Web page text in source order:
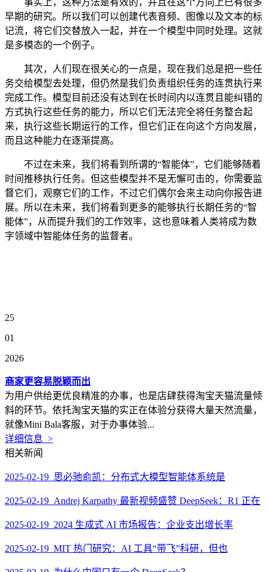
事实上，这种方法是有效的，并且在这个方向上已有很多
早期的研究。所以我们可以创建代表音频、图像以及文本的标
记流，将它们交替放入一起，并在一个模型中同时处理。这就
是多模态的一个例子。
其次，人们现在很关心的一点是，现在我们总是把一些任
务交给模型去处理，但仍然是我们负责组织任务的连贯执行来
完成工作。模型目前还没有达到在长时间内以连贯且能纠错的
方式执行这些任务的能力，所以它们无法完全将任务整合起
来，执行这些长期运行的工作，但它们正在向这个方向发展，
而且这种能力在逐渐提高。
不过在未来，我们将看到所谓的“智能体”，它们能够随着
时间推移执行任务。但这些模型并不是无懈可击的，你需要监
督它们，观察它们的工作，不过它们偶尔会来主动向你报告进
展。所以在未来，我们将看到更多的能够执行长期任务的“智
能体”，从而提升我们的工作效率，这也意味着人类将成为数
字领域中智能体任务的监督者。
25
01
2026
商家更容易脱颖而出
为用户供给更优良精准的办事，也是店肆获得淘宝天猫流量倾
斜的环节。依托淘宝天猫的实正在体验分获得大量天然流量，
就像Mini Bala客服，对于办事体验...
详细信息 >
相关新闻
2025-02-19 思必驰俞凯：分布式大模型智能体系统是
2025-02-19 Andrej Karpathy 最新视频盛赞 DeepSeek：R1 正在
2025-02-19 2024 生成式 AI 市场报告：企业支出增长率
2025-02-19 MIT 热门研究：AI 工具“带飞”科研，但也